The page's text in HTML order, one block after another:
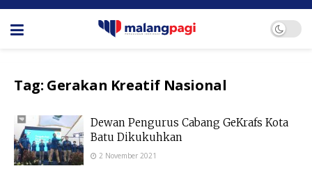
Tag: Gerakan Kreatif Nasional
Dewan Pengurus Cabang GeKrafs Kota
Batu Dikukuhkan
2 November 2021